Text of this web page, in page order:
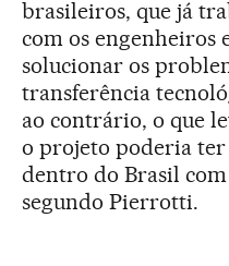
brasileiros, que já
com os engenheiros
solucionar os
transferência
ao contrário, o que
o projeto poderia ter
dentro do Brasil
segundo Pierrotti.